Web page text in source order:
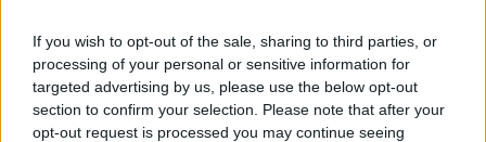
If you wish to opt-out of the sale, sharing to third parties, or
processing of your personal or sensitive information for
targeted advertising by us, please use the below opt-out
section to confirm your selection. Please note that after your
opt-out request is processed you may continue seeing
επιστροφή στην κορυφή